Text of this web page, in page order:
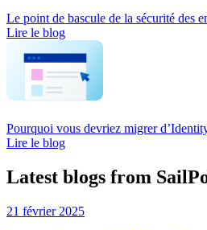
Le point de bascule de la sécurité des
Lire le blog
Pourquoi vous devriez migrer
Lire le blog
Latest blogs from
21 février 2025